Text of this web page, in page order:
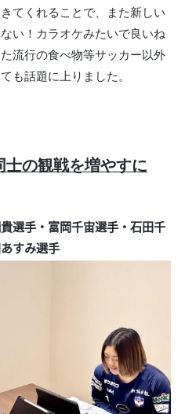
てくれることで、また新しい
い！カラオケみたいで良いね
流行の食べ物等サッカー以外
も話題に上りました。
士の観戦を増やすに
選手・富岡千宙選手・石田千
すみ選手